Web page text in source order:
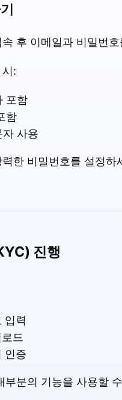
후 이메일과 비밀번
:
포함
함
자 사용
한 비밀번호를 설정하
진행
입력
드
인증
부분의 기능을 사용할